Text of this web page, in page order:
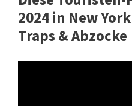
2024 in New
Traps & Abzocke